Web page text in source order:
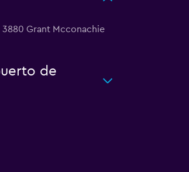
3880 Grant Mcconachie
de